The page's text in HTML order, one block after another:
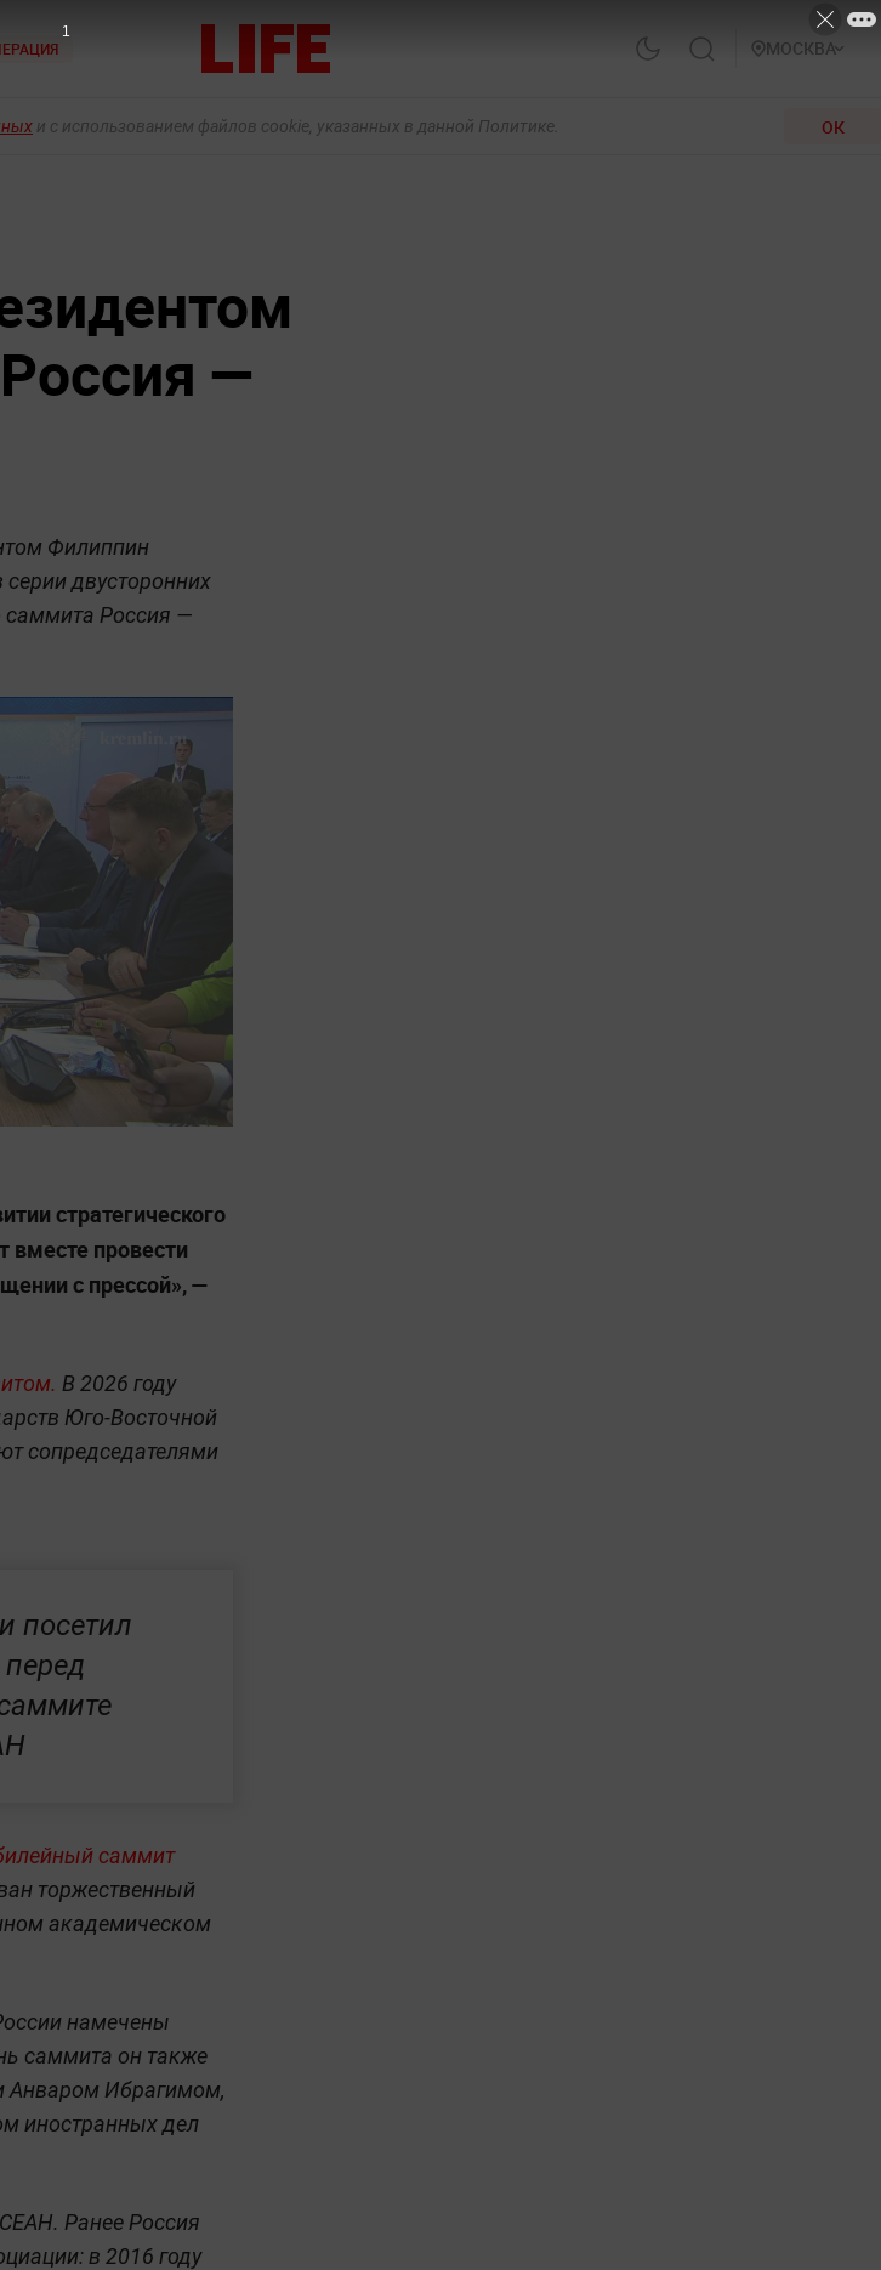
МОСКВА
и с использованием файлов cookie, указанных в данной Политике. ОК
—
Филиппин
двусторонних
саммита Россия —
стратегического
вместе провести
с прессой», —
В 2026 году
Юго-Восточной
сопредседателями
посетил
саммит
торжественный
академическом
намечены
саммита он также
Анваром Ибрагимом,
иностранных дел
Ранее Россия
в 2016 году